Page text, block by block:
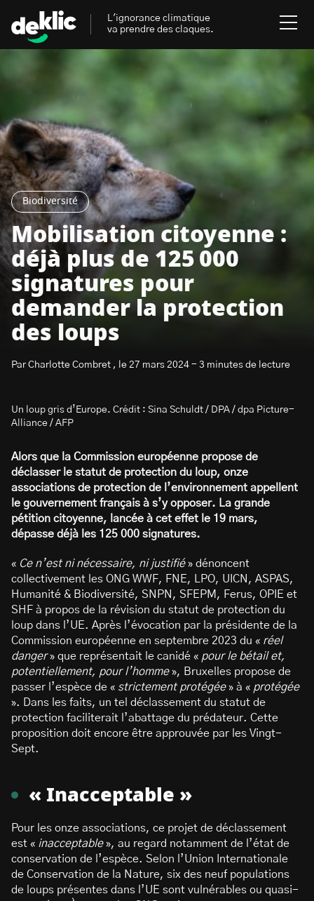
Biodiversité
Mobilisation citoyenne :
déjà plus de 125 000
signatures pour
demander la protection
des loups
Par Charlotte Combret , le 27 mars 2024 - 3 minutes de lecture
Un loup gris d’Europe. Crédit : Sina Schuldt / DPA / dpa Picture-
Alliance / AFP
Alors que la Commission européenne propose de
déclasser le statut de protection du loup, onze
associations de protection de l’environnement appellent
le gouvernement français à s’y opposer. La grande
pétition citoyenne, lancée à cet effet le 19 mars,
dépasse déjà les 125 000 signatures.
« Ce n’est ni nécessaire, ni justifié» dénoncent
collectivement les ONG WWF, FNE, LPO, UICN, ASPAS,
Humanité & Biodiversité, SNPN, SFEPM, Ferus, OPIE et
SHF à propos de la révision du statut de protection du
loup dans l’UE. Après l’évocation par la présidente de la
Commission européenne en septembre 2023 du « réel
danger» que représentait le canidé « pour le bétail et,
potentiellement, pour l’homme», Bruxelles propose de
passer l’espèce de « strictement protégée» à « protégée
». Dans les faits, un tel déclassement du statut de
protection faciliterait l’abattage du prédateur. Cette
proposition doit encore être approuvée par les Vingt-
Sept.
« Inacceptable »
Pour les onze associations, ce projet de déclassement
est « inacceptable», au regard notamment de l’état de
conservation de l’espèce. Selon l’Union Internationale
de Conservation de la Nature, six des neuf populations
de loups présentes dans l’UE sont vulnérables ou quasi-
L'ignorance climatique
va prendre des claques.
Environnement
Aides, bons plans & cie
Énergies renouvelables
Mobilités durables
Gestes écologiques
Inspiré.es inspirant.es
S’abonner à la newsletter
Rechercher
Les mots clés les plus
recherchés sur Deklic
Transition Écologique deklic kids
interview Volte-face influenceur.se